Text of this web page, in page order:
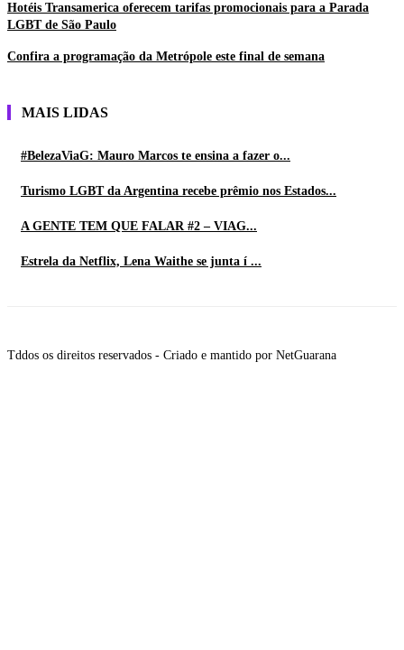
Hotéis Transamerica oferecem tarifas promocionais para a Parada
LGBT de São Paulo
Confira a programação da Metrópole este final de semana
MAIS LIDAS
#BelezaViaG: Mauro Marcos te ensina a fazer o...
Turismo LGBT da Argentina recebe prêmio nos Estados...
A GENTE TEM QUE FALAR #2 – VIAG...
Estrela da Netflix, Lena Waithe se junta í ...
Tddos os direitos reservados - Criado e mantido por NetGuarana